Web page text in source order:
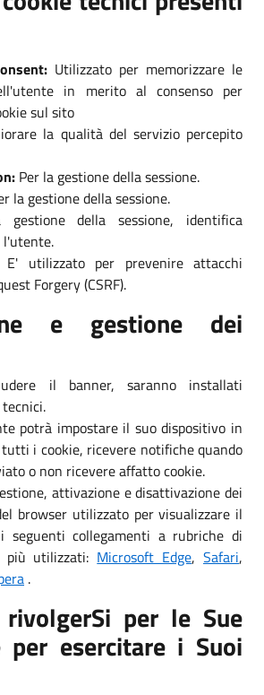
Utilizzato per memorizzare le
in merito al consenso per
sul sito
la qualità del servizio percepito
Per la gestione della sessione.
la gestione della sessione.
della sessione, identifica
l'utente.
E' utilizzato per prevenire attacchi
Forgery (CSRF).
e gestione dei
il banner, saranno installati
potrà impostare il suo dispositivo in
i cookie, ricevere notifiche quando
o non ricevere affatto cookie.
attivazione e disattivazione dei
browser utilizzato per visualizzare il
seguenti collegamenti a rubriche di
utilizzati: Microsoft Edge,Safari,
.
per le Sue
per esercitare i Suoi